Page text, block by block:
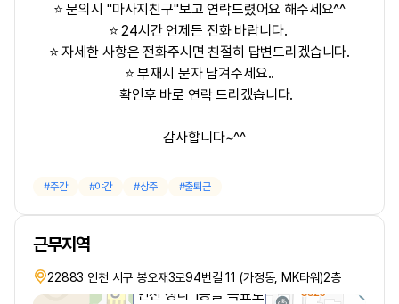
⭐ 문의시 "마사지친구"보고 연락드렸어요 해주세요^^
⭐ 24시간 언제든 전화 바랍니다.
⭐ 자세한 사항은 전화주시면 친절히 답변드리겠습니다.
⭐ 부재시 문자 남겨주세요..
확인후 바로 연락 드리겠습니다.
감사합니다~^^
주간 야간 상주 출퇴근
근무지역
22883 인천 서구 봉오재3로94번길 11 (가정동, MK타워)2층
인천 청라 1등을 목표로